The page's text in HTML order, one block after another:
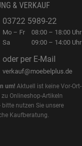
& VERKAUF
03722 5989-22
Mo – Fr
Sa
08:00 – 18:00 Uhr
09:00 – 14:00 Uhr
oder per E-Mail
verkauf@moebelplus.de
um! Aktuell ist keine Vor-Ort-
zu Onlineshop-Artikeln
bitte nutzen Sie unsere
Kaufberatung.